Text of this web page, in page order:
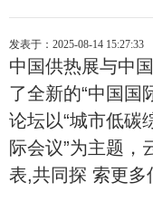
发表于：2025-08-14 15:27:33
中国供热展与中
了全新的“中国国
论坛以“城市低碳
际会议”为主题，
表,共同探 索更多